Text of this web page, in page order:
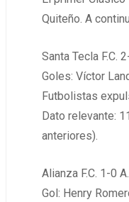
Quiteño. A
Santa Tecla F.C.
Goles: Víctor
Futbolistas
Dato relevante:
anteriores).
Alianza F.C. 1-0
Gol: Henry